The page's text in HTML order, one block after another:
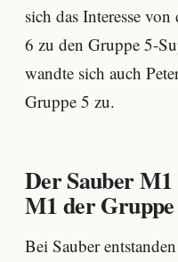
sich das Interesse
6 zu den Gruppe 5-
wandte sich auch
Gruppe 5 zu.
Der Sauber
M1 der
Bei Sauber